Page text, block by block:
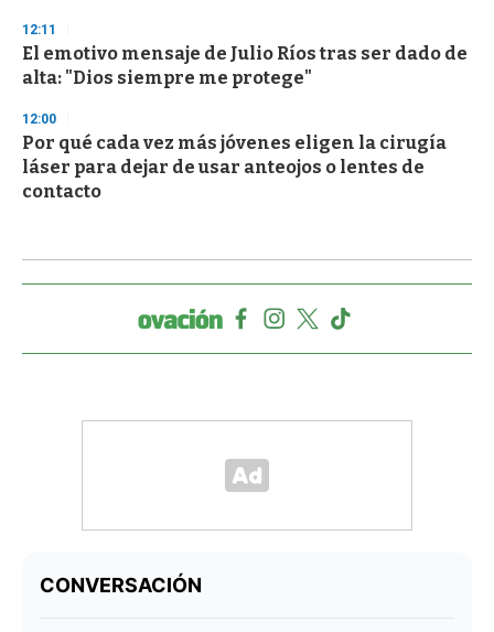
12:11
El emotivo mensaje de Julio Ríos tras ser dado de
alta: "Dios siempre me protege"
12:00
Por qué cada vez más jóvenes eligen la cirugía
láser para dejar de usar anteojos o lentes de
contacto